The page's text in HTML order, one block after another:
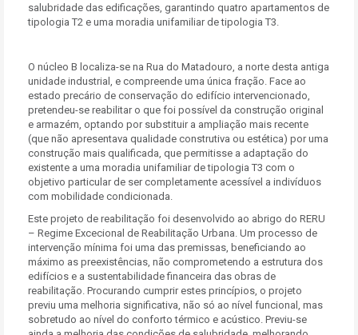
salubridade das edificações, garantindo quatro apartamentos de
tipologia T2 e uma moradia unifamiliar de tipologia T3.
O núcleo B localiza-se na Rua do Matadouro, a norte desta antiga
unidade industrial, e compreende uma única fração. Face ao
estado precário de conservação do edifício intervencionado,
pretendeu-se reabilitar o que foi possível da construção original
e armazém, optando por substituir a ampliação mais recente
(que não apresentava qualidade construtiva ou estética) por uma
construção mais qualificada, que permitisse a adaptação do
existente a uma moradia unifamiliar de tipologia T3 com o
objetivo particular de ser completamente acessível a indivíduos
com mobilidade condicionada.
Este projeto de reabilitação foi desenvolvido ao abrigo do RERU
– Regime Excecional de Reabilitação Urbana. Um processo de
intervenção mínima foi uma das premissas, beneficiando ao
máximo as preexistências, não comprometendo a estrutura dos
edifícios e a sustentabilidade financeira das obras de
reabilitação. Procurando cumprir estes princípios, o projeto
previu uma melhoria significativa, não só ao nível funcional, mas
sobretudo ao nível do conforto térmico e acústico. Previu-se